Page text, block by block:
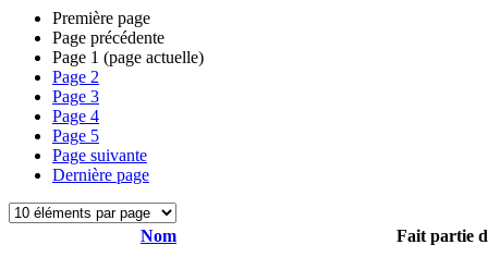
Première page
Page précédente
Page 1 (page actuelle)
Page 2
Page 3
Page 4
Page 5
Page suivante
Dernière page
Nom
Fait partie